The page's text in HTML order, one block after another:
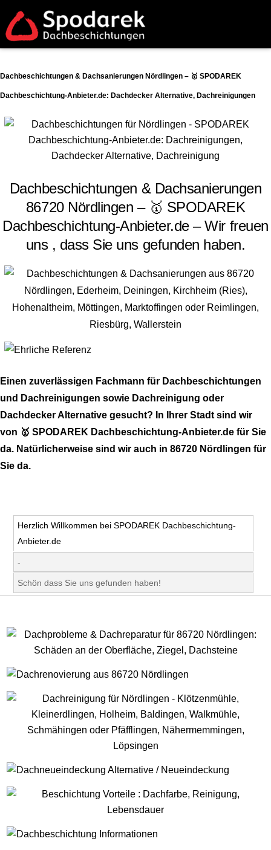
Dachbeschichtungen & Dachsanierungen Nördlingen – 🥇 SPODAREK
Dachbeschichtung-Anbieter.de: Dachdecker Alternative, Dachreinigungen
Dachbeschichtungen & Dachsanierungen
86720 Nördlingen – 🥇 SPODAREK
Dachbeschichtung-Anbieter.de – Wir freuen
uns , dass Sie uns gefunden haben.
Einen zuverlässigen Fachmann für Dachbeschichtungen
und Dachreinigungen sowie Dachreinigung oder
Dachdecker Alternative gesucht? In Ihrer Stadt sind wir
von 🥇 SPODAREK Dachbeschichtung-Anbieter.de für Sie
da. Natürlicherweise sind wir auch in 86720 Nördlingen für
Sie da.
Herzlich Willkommen bei SPODAREK Dachbeschichtung-
Anbieter.de
-
Schön dass Sie uns gefunden haben!